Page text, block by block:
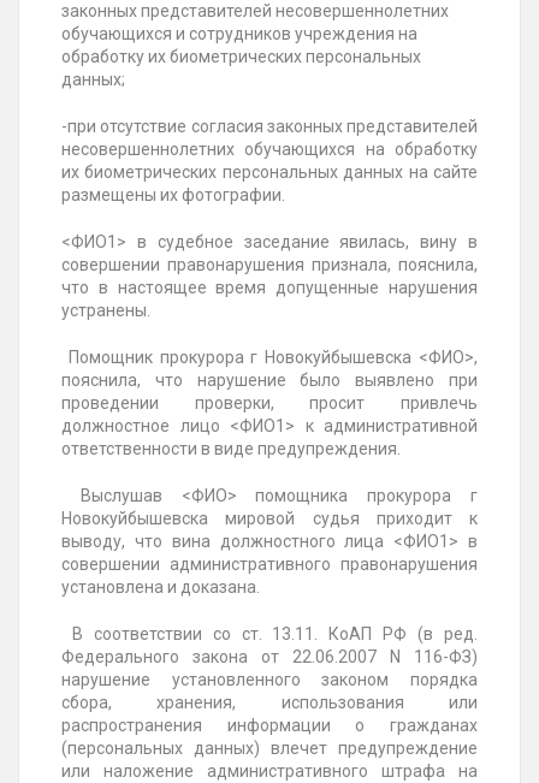
законных представителей несовершеннолетних
обучающихся и сотрудников учреждения на
обработку их биометрических персональных
данных;
-при отсутствие согласия законных представителей
несовершеннолетних обучающихся на обработку
их биометрических персональных данных на сайте
размещены их фотографии.
<ФИО1> в судебное заседание явилась, вину в
совершении правонарушения признала, пояснила,
что в настоящее время допущенные нарушения
устранены.
Помощник прокурора г Новокуйбышевска <ФИО>,
пояснила, что нарушение было выявлено при
проведении проверки, просит привлечь
должностное лицо <ФИО1> к административной
ответственности в виде предупреждения.
Выслушав <ФИО> помощника прокурора г
Новокуйбышевска мировой судья приходит к
выводу, что вина должностного лица <ФИО1> в
совершении административного правонарушения
установлена и доказана.
В соответствии со ст. 13.11. КоАП РФ (в ред.
Федерального закона от 22.06.2007 N 116-ФЗ)
нарушение установленного законом порядка
сбора, хранения, использования или
распространения информации о гражданах
(персональных данных) влечет предупреждение
или наложение административного штрафа на